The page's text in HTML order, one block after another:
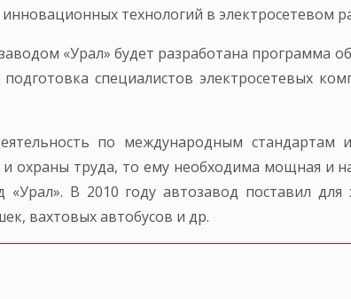
технологий в электросетевом
«Урал» будет разработана программа
специалистов электросетевых
по международным стандартам
охраны труда, то ему необходима мощная и
В 2010 году автозавод поставил
вахтовых автобусов и др.